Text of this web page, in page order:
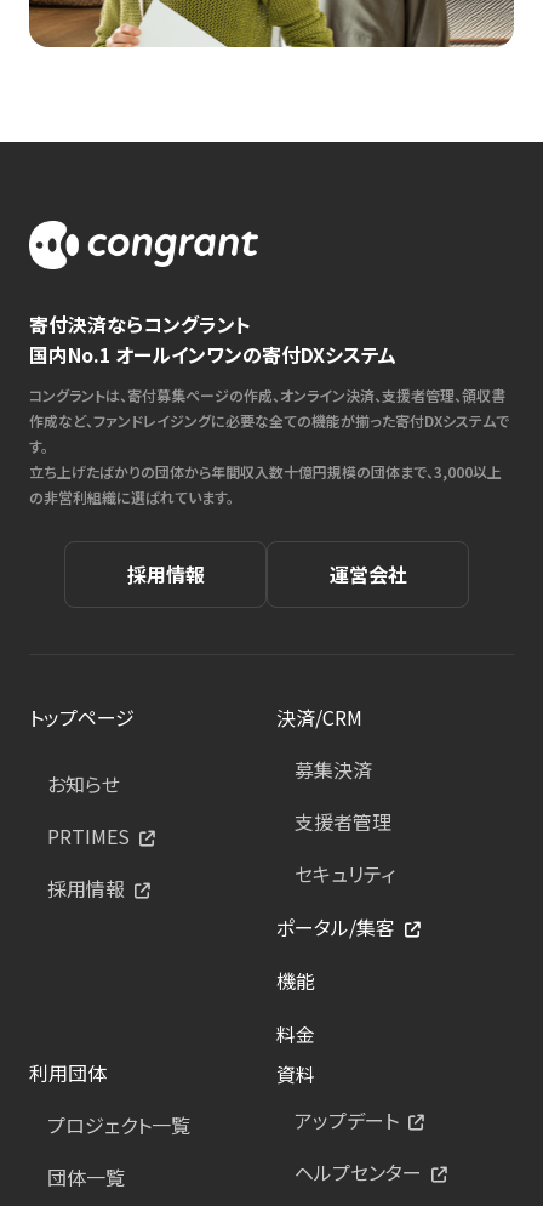
寄付決済ならコングラント
国内No.1 オールインワンの寄付DXシステム
コングラントは、寄付募集ページの作成、オンライン決済、支援者管理、領収書
作成など、ファンドレイジングに必要な全ての機能が揃った寄付DXシステムで
す。
立ち上げたばかりの団体から年間収入数十億円規模の団体まで、3,000以上
の非営利組織に選ばれています。
採用情報 運営会社
トップページ
お知らせ
PRTIMES
採用情報
決済/CRM
募集決済
支援者管理
セキュリティ
ポータル/集客
機能
料金
利用団体
プロジェクト一覧
団体一覧
資料
アップデート
ヘルプセンター